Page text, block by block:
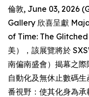
倫敦, June 03, 2026
Gallery 欣喜呈獻
of Time: The Glitched
美），該展覽將於
南偏南盛會）揭幕之際
自動化及無休止數碼
番視野：使其化身為